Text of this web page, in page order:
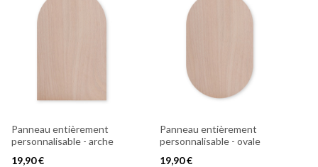
Panneau entièrement
personnalisable - arche
19,90 €
Panneau entièrement
personnalisable - ovale
19,90 €